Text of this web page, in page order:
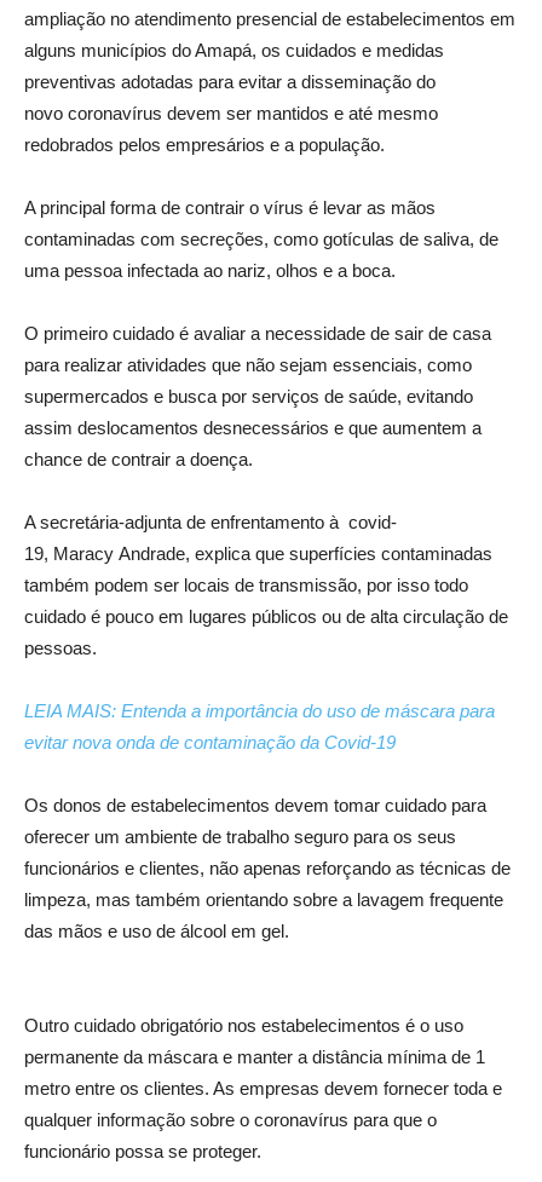
ampliação no atendimento presencial de estabelecimentos em
alguns municípios do Amapá, os cuidados e medidas
preventivas adotadas para evitar a disseminação do
novo coronavírus devem ser mantidos e até mesmo
redobrados pelos empresários e a população.
A principal forma de contrair o vírus é levar as mãos
contaminadas com secreções, como gotículas de saliva, de
uma pessoa infectada ao nariz, olhos e a boca.
O primeiro cuidado é avaliar a necessidade de sair de casa
para realizar atividades que não sejam essenciais, como
supermercados e busca por serviços de saúde, evitando
assim deslocamentos desnecessários e que aumentem a
chance de contrair a doença.
A secretária-adjunta de enfrentamento à covid-
19, Maracy Andrade, explica que superfícies contaminadas
também podem ser locais de transmissão, por isso todo
cuidado é pouco em lugares públicos ou de alta circulação de
pessoas.
LEIA MAIS: Entenda a importância do uso de máscara para
evitar nova onda de contaminação da Covid-19
Os donos de estabelecimentos devem tomar cuidado para
oferecer um ambiente de trabalho seguro para os seus
funcionários e clientes, não apenas reforçando as técnicas de
limpeza, mas também orientando sobre a lavagem frequente
das mãos e uso de álcool em gel.
Outro cuidado obrigatório nos estabelecimentos é o uso
permanente da máscara e manter a distância mínima de 1
metro entre os clientes. As empresas devem fornecer toda e
qualquer informação sobre o coronavírus para que o
funcionário possa se proteger.